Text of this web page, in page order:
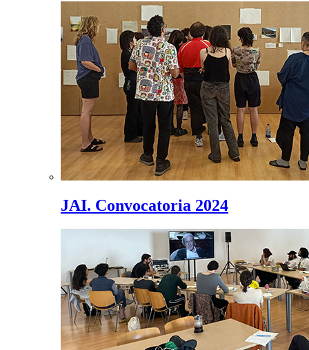
JAI. Convocatoria 2024